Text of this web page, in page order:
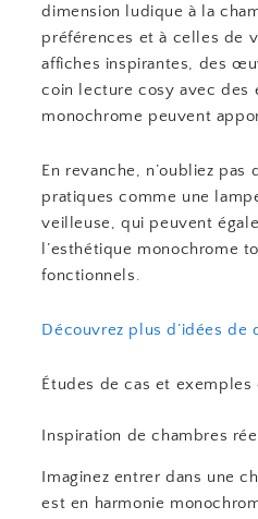
dimension ludique à la
préférences et à celles de
affiches inspirantes, des
coin lecture cosy avec des
monochrome peuvent
En revanche, n’oubliez pas
pratiques comme une
veilleuse, qui peuvent
l’esthétique monochrome
fonctionnels.
Découvrez plus d’idées de
Études de cas et exemples
Inspiration de chambres
Imaginez entrer dans une
est en harmonie